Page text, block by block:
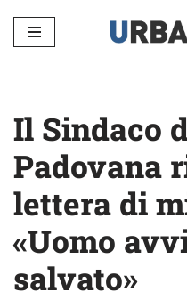
Vai
Il Sindaco
Padovana
lettera di
«Uomo
salvato»